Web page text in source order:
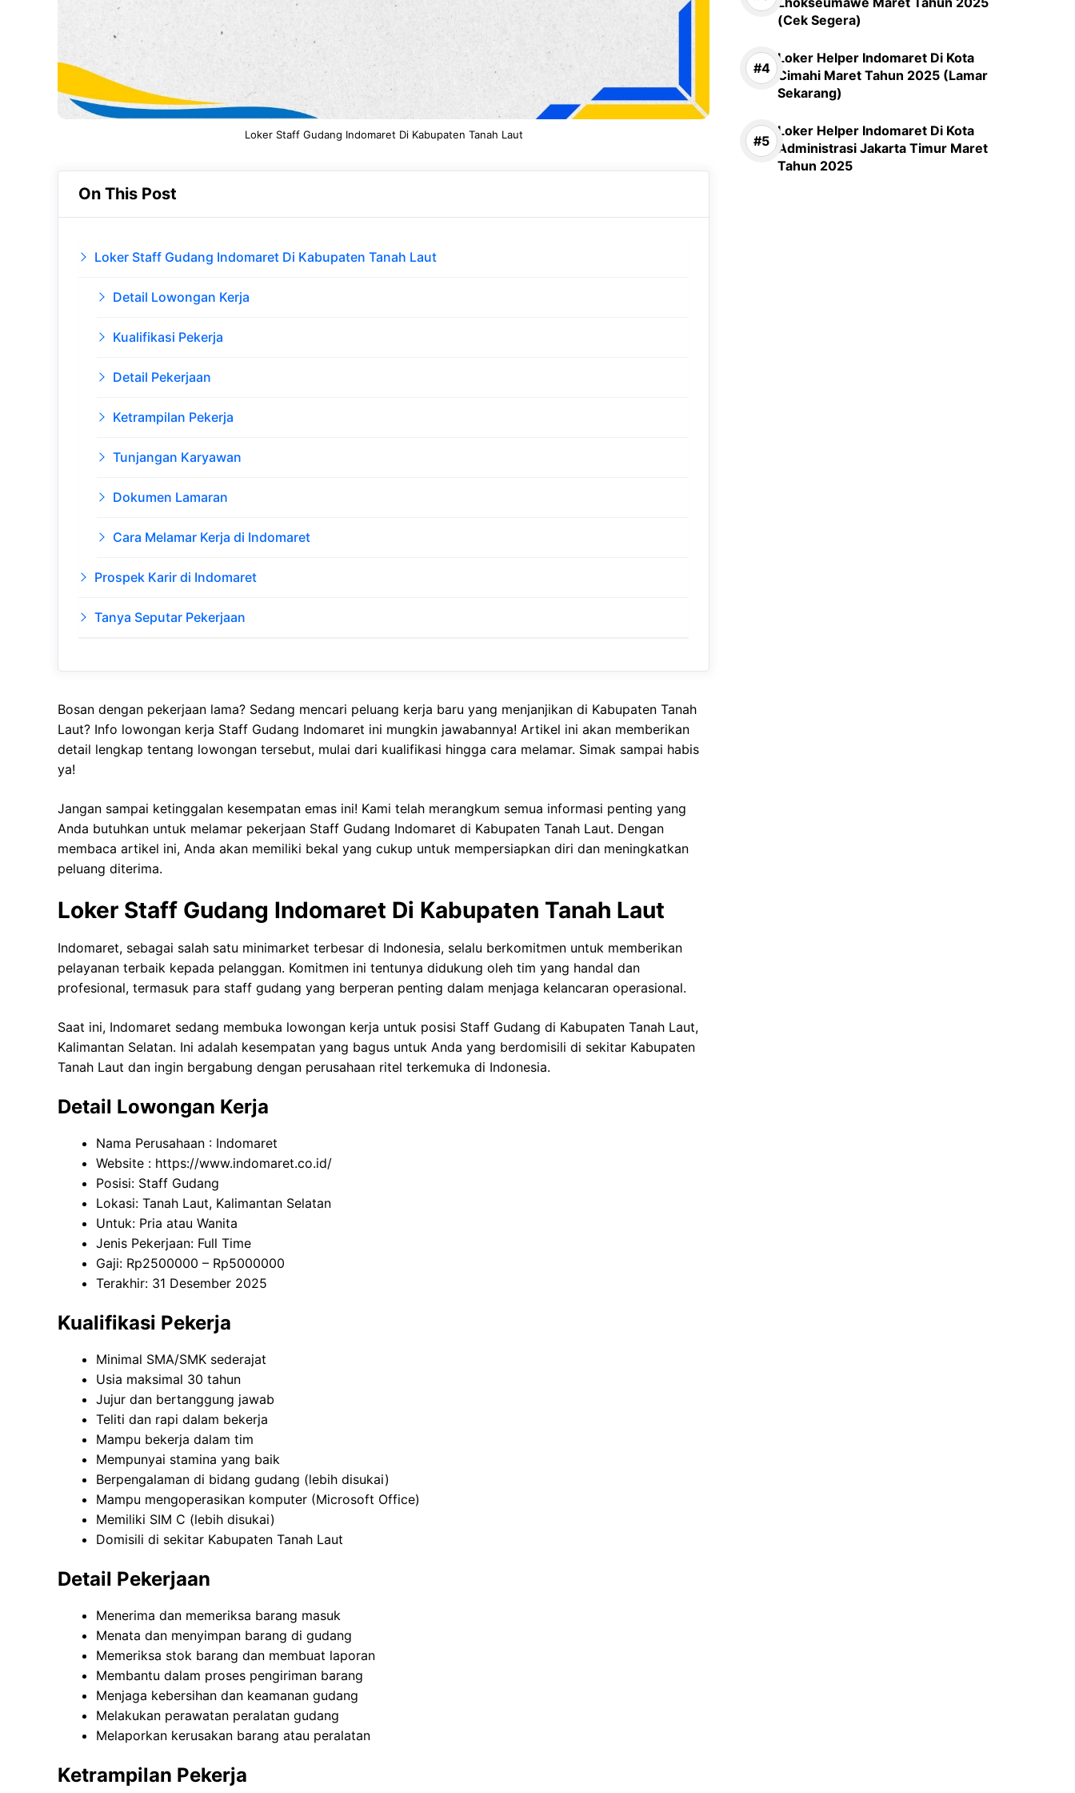
Loker Staff Gudang Indomaret Di Kabupaten Tanah Laut
On This Post
Loker Staff Gudang Indomaret Di Kabupaten Tanah Laut
Detail Lowongan Kerja
Kualifikasi Pekerja
Detail Pekerjaan
Ketrampilan Pekerja
Tunjangan Karyawan
Dokumen Lamaran
Cara Melamar Kerja di Indomaret
Prospek Karir di Indomaret
Tanya Seputar Pekerjaan
Bosan dengan pekerjaan lama? Sedang mencari peluang kerja baru yang menjanjikan di Kabupaten Tanah
Laut? Info lowongan kerja Staff Gudang Indomaret ini mungkin jawabannya! Artikel ini akan memberikan
detail lengkap tentang lowongan tersebut, mulai dari kualifikasi hingga cara melamar. Simak sampai habis
ya!
Jangan sampai ketinggalan kesempatan emas ini! Kami telah merangkum semua informasi penting yang
Anda butuhkan untuk melamar pekerjaan Staff Gudang Indomaret di Kabupaten Tanah Laut. Dengan
membaca artikel ini, Anda akan memiliki bekal yang cukup untuk mempersiapkan diri dan meningkatkan
peluang diterima.
Loker Staff Gudang Indomaret Di Kabupaten Tanah Laut
Indomaret, sebagai salah satu minimarket terbesar di Indonesia, selalu berkomitmen untuk memberikan
pelayanan terbaik kepada pelanggan. Komitmen ini tentunya didukung oleh tim yang handal dan
profesional, termasuk para staff gudang yang berperan penting dalam menjaga kelancaran operasional.
Saat ini, Indomaret sedang membuka lowongan kerja untuk posisi Staff Gudang di Kabupaten Tanah Laut,
Kalimantan Selatan. Ini adalah kesempatan yang bagus untuk Anda yang berdomisili di sekitar Kabupaten
Tanah Laut dan ingin bergabung dengan perusahaan ritel terkemuka di Indonesia.
Detail Lowongan Kerja
Nama Perusahaan : Indomaret
Website : https://www.indomaret.co.id/
Posisi: Staff Gudang
Lokasi: Tanah Laut, Kalimantan Selatan
Untuk: Pria atau Wanita
Jenis Pekerjaan: Full Time
Gaji: Rp2500000 – Rp5000000
Terakhir: 31 Desember 2025
Kualifikasi Pekerja
Minimal SMA/SMK sederajat
Usia maksimal 30 tahun
Jujur dan bertanggung jawab
Teliti dan rapi dalam bekerja
Mampu bekerja dalam tim
Mempunyai stamina yang baik
Berpengalaman di bidang gudang (lebih disukai)
Mampu mengoperasikan komputer (Microsoft Office)
Memiliki SIM C (lebih disukai)
Domisili di sekitar Kabupaten Tanah Laut
Detail Pekerjaan
Menerima dan memeriksa barang masuk
Menata dan menyimpan barang di gudang
Memeriksa stok barang dan membuat laporan
Membantu dalam proses pengiriman barang
Menjaga kebersihan dan keamanan gudang
Melakukan perawatan peralatan gudang
Melaporkan kerusakan barang atau peralatan
Ketrampilan Pekerja
(Cek Segera)
Loker Helper Indomaret Di Kota
Cimahi Maret Tahun 2025 (Lamar
Sekarang)
Loker Helper Indomaret Di Kota
Administrasi Jakarta Timur Maret
Tahun 2025